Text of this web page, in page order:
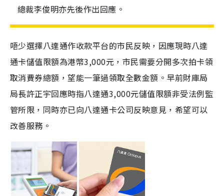
總裁李俊明亦先後作出回應。
唔少選擇八達通作收款平台的市民反映，因應現時八達
通卡儲值限額為港幣3,000元，市民需要分開多次拍卡領
取消費券總額，望能一筆過領取全數金額。早前財庫局
局長許正宇回應時指八達通3,000元儲值限額非受法例監
管所限，同時亦已向八達通卡公司反映意見，希望可以
改善服務。